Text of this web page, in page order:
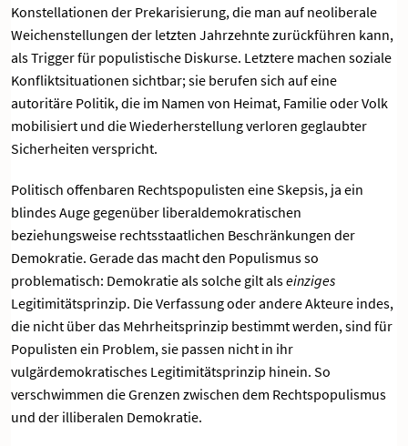
Konstellationen der Prekarisierung, die man auf neoliberale
Weichenstellungen der letzten Jahrzehnte zurückführen kann,
als Trigger für populistische Diskurse. Letztere machen soziale
Konfliktsituationen sichtbar; sie berufen sich auf eine
autoritäre Politik, die im Namen von Heimat, Familie oder Volk
mobilisiert und die Wiederherstellung verloren geglaubter
Sicherheiten verspricht.
Politisch offenbaren Rechtspopulisten eine Skepsis, ja ein
blindes Auge gegenüber liberaldemokratischen
beziehungsweise rechtsstaatlichen Beschränkungen der
Demokratie. Gerade das macht den Populismus so
problematisch: Demokratie als solche gilt alseinziges
Legitimitätsprinzip. Die Verfassung oder andere Akteure indes,
die nicht über das Mehrheitsprinzip bestimmt werden, sind für
Populisten ein Problem, sie passen nicht in ihr
vulgärdemokratisches Legitimitätsprinzip hinein. So
verschwimmen die Grenzen zwischen dem Rechtspopulismus
und der illiberalen Demokratie.